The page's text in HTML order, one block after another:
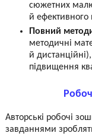
сюжетних
й ефективного
Повний
методичні
й
підвищення
Авторські робочі
завданнями